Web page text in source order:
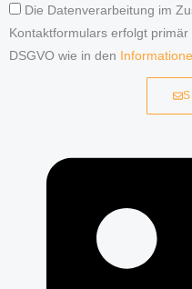
Die Datenverarbeitung im
Kontaktformulars erfolgt
DSGVO wie in den